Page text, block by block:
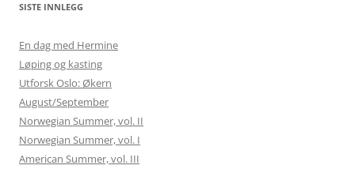
SISTE INNLEGG
En dag med Hermine
Løping og kasting
Utforsk Oslo: Økern
August/September
Norwegian Summer, vol. II
Norwegian Summer, vol. I
American Summer, vol. III